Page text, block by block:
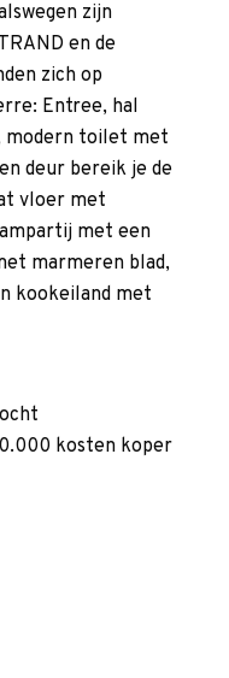
zijn
en de
zich op
Entree, hal
modern toilet met
deur bereik je de
vloer met
met een
marmeren blad,
kookeiland met
kosten koper